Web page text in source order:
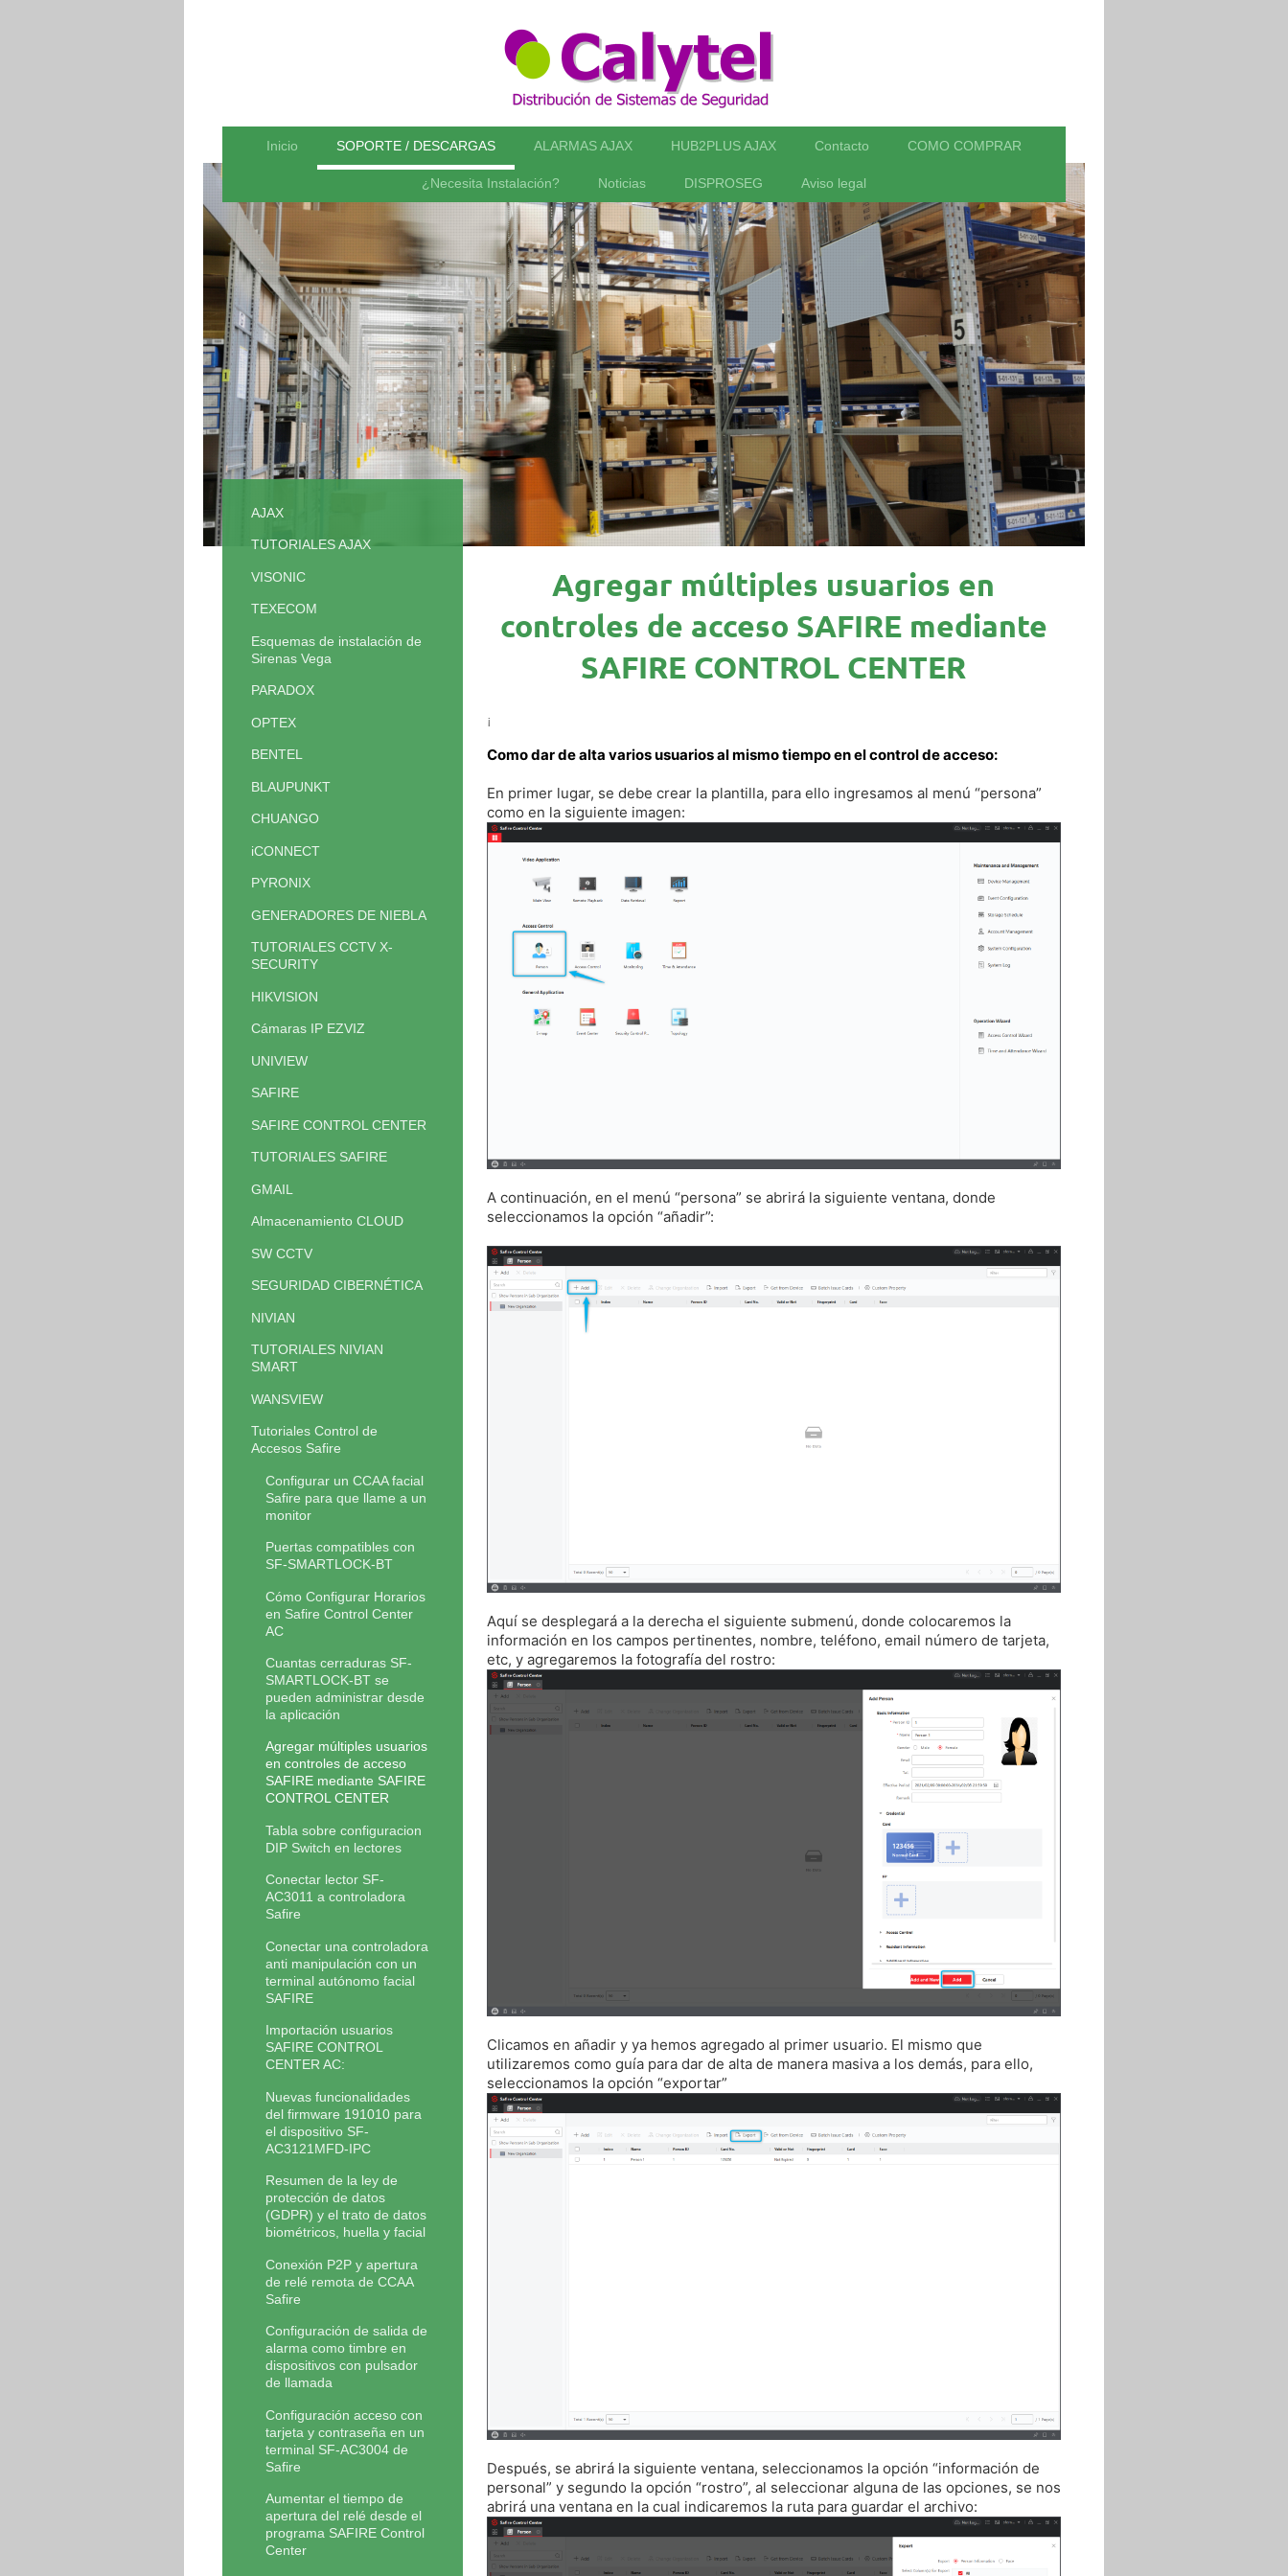
Inicio SOPORTE / DESCARGAS ALARMAS AJAX HUB2PLUS AJAX Contacto COMO COMPRAR
¿Necesita Instalación? Noticias DISPROSEG Aviso legal
Agregar múltiples usuarios en
controles de acceso SAFIRE mediante
SAFIRE CONTROL CENTER
¡
Como dar de alta varios usuarios al mismo tiempo en el control de acceso:
En primer lugar, se debe crear la plantilla, para ello ingresamos al menú “persona”
como en la siguiente imagen:
A continuación, en el menú “persona” se abrirá la siguiente ventana, donde
seleccionamos la opción “añadir”:
Aquí se desplegará a la derecha el siguiente submenú, donde colocaremos la
información en los campos pertinentes, nombre, teléfono, email número de tarjeta,
etc, y agregaremos la fotografía del rostro:
Clicamos en añadir y ya hemos agregado al primer usuario. El mismo que
utilizaremos como guía para dar de alta de manera masiva a los demás, para ello,
seleccionamos la opción “exportar”
Después, se abrirá la siguiente ventana, seleccionamos la opción “información de
personal” y segundo la opción “rostro”, al seleccionar alguna de las opciones, se nos
abrirá una ventana en la cual indicaremos la ruta para guardar el archivo:
AJAX
TUTORIALES AJAX
VISONIC
TEXECOM
Esquemas de instalación de
Sirenas Vega
PARADOX
OPTEX
BENTEL
BLAUPUNKT
CHUANGO
iCONNECT
PYRONIX
GENERADORES DE NIEBLA
TUTORIALES CCTV X-
SECURITY
HIKVISION
Cámaras IP EZVIZ
UNIVIEW
SAFIRE
SAFIRE CONTROL CENTER
TUTORIALES SAFIRE
GMAIL
Almacenamiento CLOUD
SW CCTV
SEGURIDAD CIBERNÉTICA
NIVIAN
TUTORIALES NIVIAN
SMART
WANSVIEW
Tutoriales Control de
Accesos Safire
Configurar un CCAA facial
Safire para que llame a un
monitor
Puertas compatibles con
SF-SMARTLOCK-BT
Cómo Configurar Horarios
en Safire Control Center
AC
Cuantas cerraduras SF-
SMARTLOCK-BT se
pueden administrar desde
la aplicación
Agregar múltiples usuarios
en controles de acceso
SAFIRE mediante SAFIRE
CONTROL CENTER
Tabla sobre configuracion
DIP Switch en lectores
Conectar lector SF-
AC3011 a controladora
Safire
Conectar una controladora
anti manipulación con un
terminal autónomo facial
SAFIRE
Importación usuarios
SAFIRE CONTROL
CENTER AC:
Nuevas funcionalidades
del firmware 191010 para
el dispositivo SF-
AC3121MFD-IPC
Resumen de la ley de
protección de datos
(GDPR) y el trato de datos
biométricos, huella y facial
Conexión P2P y apertura
de relé remota de CCAA
Safire
Configuración de salida de
alarma como timbre en
dispositivos con pulsador
de llamada
Configuración acceso con
tarjeta y contraseña en un
terminal SF-AC3004 de
Safire
Aumentar el tiempo de
apertura del relé desde el
programa SAFIRE Control
Center